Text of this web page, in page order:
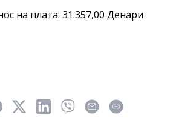
на плата: 31.357,00 Денари